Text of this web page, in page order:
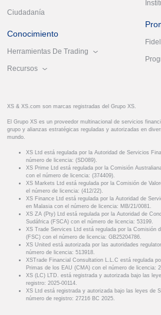
Ciudadanía
Conocimiento
Herramientas De Trading
Recursos
XS & XS.com son marcas registradas del Grupo XS.
El Grupo XS es un proveedor multinacional de servicios
grupo y alianzas estratégicas reguladas y autorizadas en
mundo.
XS Ltd está regulada por la Autoridad de Servicios
número de licencia: (SD089).
XS Prime Ltd está regulada por la Comisión
con el número de licencia: (374409).
XS Markets Ltd está regulada por la Comisión de
el número de licencia: (412/22).
XS Finance Ltd está regulada por la Autoridad de
en Malasia con el número de licencia: MB/21/0081.
XS ZA (Pty) Ltd está regulada por la Autoridad de
Sudáfrica (FSCA) con el número de licencia: 53199.
XS Trade Services Ltd está regulada por la Comisión
(FSC) con el número de licencia: GB25204786.
XS United está autorizada por las autoridades
número de licencia: 513918.
XSTrade Financial Consultation L.L.C está regulada
Primas de los EAU (CMA) con el número de licencia:
XS (LC) LTD. está registrada y autorizada bajo las
registro: 2025-00114.
XS Ltd está registrada y autorizada bajo las leyes de
número de registro: 27216 BC 2025.